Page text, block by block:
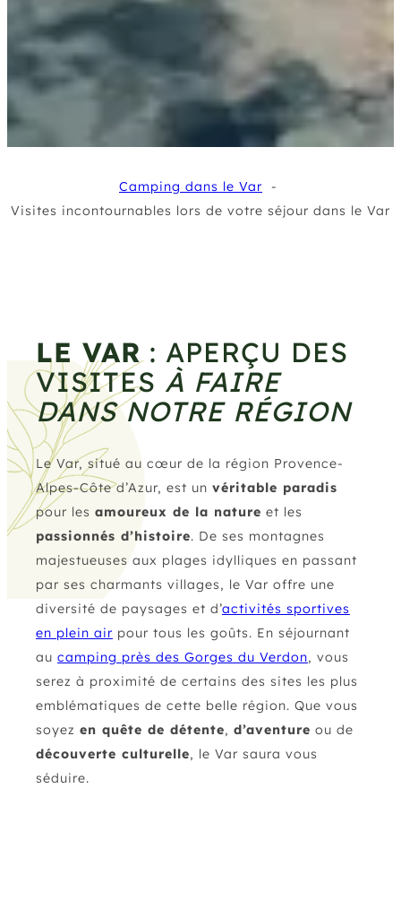
Camping dans le Var
Visites incontournables lors de votre séjour dans le Var
LE VAR: APERÇU DES
VISITES À FAIRE
DANS NOTRE RÉGION
Le Var, situé au cœur de la région Provence-
Alpes-Côte d’Azur, est un véritable paradis
pour les amoureux de la nature et les
passionnés d’histoire. De ses montagnes
majestueuses aux plages idylliques en passant
par ses charmants villages, le Var offre une
diversité de paysages et d’activités sportives
en plein airpour tous les goûts. En séjournant
au camping près des Gorges du Verdon, vous
serez à proximité de certains des sites les plus
emblématiques de cette belle région. Que vous
soyez en quête de détente, d’aventure ou de
découverte culturelle, le Var saura vous
séduire.